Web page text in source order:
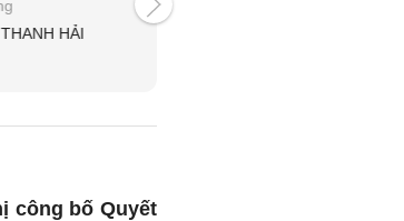
HẢI
công bố Quyết